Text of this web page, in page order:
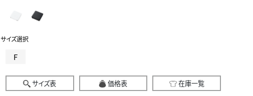
サイズ選択
F
サイズ表 価格表 在庫一覧